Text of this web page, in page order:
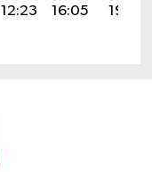
12:23 16:05 19:03